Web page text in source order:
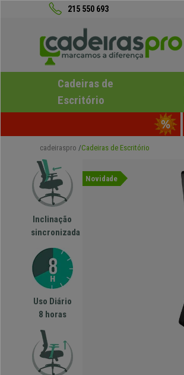
215 550 693
Cadeiras de
Escritório
cadeiraspro Cadeiras de Escritório
Inclinação
sincronizada
Uso Diário
8 horas
Novidade